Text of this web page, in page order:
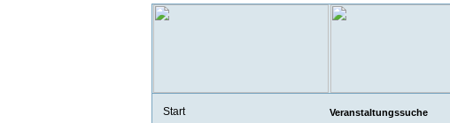
Start
Veranstaltungssuche